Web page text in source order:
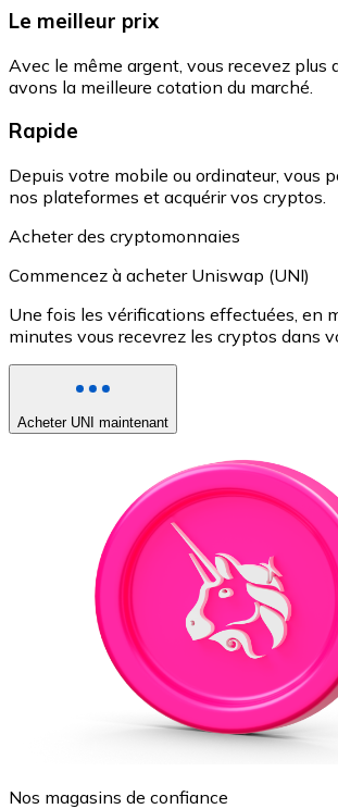
Le meilleur prix
Avec le même argent, vous recevez plus
avons la meilleure cotation du marché.
Rapide
Depuis votre mobile ou ordinateur, vous
nos plateformes et acquérir vos cryptos.
Acheter des cryptomonnaies
Commencez à acheter Uniswap (UNI)
Une fois les vérifications effectuées, en
minutes vous recevrez les cryptos dans
Acheter UNI maintenant
Nos magasins de confiance